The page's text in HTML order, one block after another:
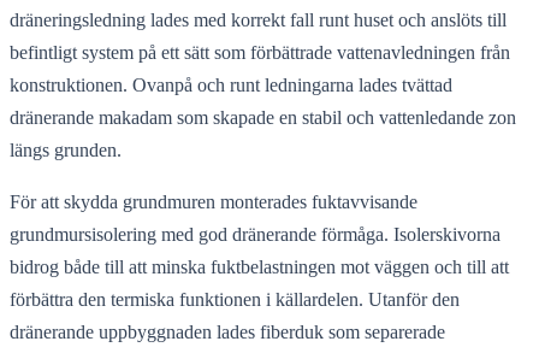
dräneringsledning lades med korrekt fall runt huset och anslöts till
befintligt system på ett sätt som förbättrade vattenavledningen från
konstruktionen. Ovanpå och runt ledningarna lades tvättad
dränerande makadam som skapade en stabil och vattenledande zon
längs grunden.
För att skydda grundmuren monterades fuktavvisande
grundmursisolering med god dränerande förmåga. Isolerskivorna
bidrog både till att minska fuktbelastningen mot väggen och till att
förbättra den termiska funktionen i källardelen. Utanför den
dränerande uppbyggnaden lades fiberduk som separerade